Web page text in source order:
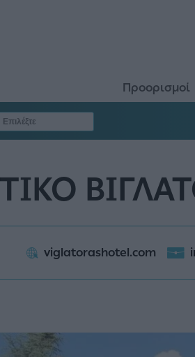
Προορισμοί
viglatorashotel.com